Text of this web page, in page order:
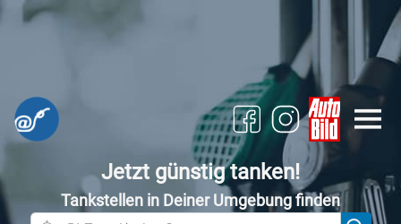
Jetzt günstig tanken!
Tankstellen in Deiner Umgebung finden